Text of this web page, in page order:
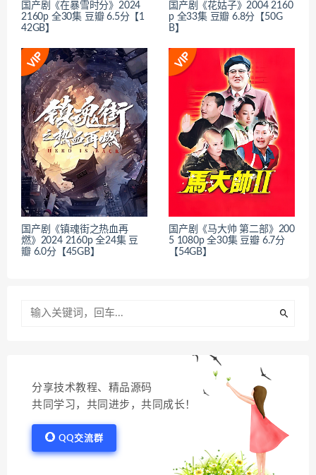
国产剧《在暴雪时分》2024
2160p 全30集 豆瓣 6.5分【1
42GB】
国产剧《花姑子》2004 2160
p 全33集 豆瓣 6.8分【50G
B】
国产剧《镇魂街之热血再
燃》2024 2160p 全24集 豆
瓣 6.0分【45GB】
国产剧《马大帅 第二部》200
5 1080p 全30集 豆瓣 6.7分
【54GB】
分享技术教程、精品源码
共同学习，共同进步，共同成长！
QQ交流群